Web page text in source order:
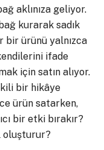
aklınıza geliyor.
kurarak sadık
ürünü yalnızca
ifade
için satın alıyor.
bir hikâye
ürün satarken,
bir etki bırakır?
oluşturur?